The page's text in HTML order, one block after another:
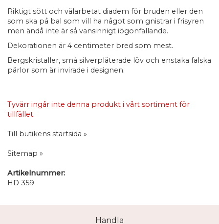
Riktigt sött och välarbetat diadem för bruden eller den
som ska på bal som vill ha något som gnistrar i frisyren
men ändå inte är så vansinnigt iögonfallande.
Dekorationen är 4 centimeter bred som mest.
Bergskristaller, små silverpläterade löv och enstaka falska
pärlor som är invirade i designen.
Tyvärr ingår inte denna produkt i vårt sortiment för
tillfället.
Till butikens startsida »
Sitemap »
Artikelnummer:
HD 359
Handla